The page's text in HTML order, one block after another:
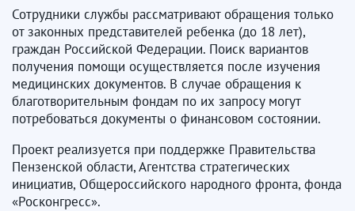
Сотрудники службы рассматривают обращения только
от законных представителей ребенка (до 18 лет),
граждан Российской Федерации. Поиск вариантов
получения помощи осуществляется после изучения
медицинских документов. В случае обращения к
благотворительным фондам по их запросу могут
потребоваться документы о финансовом состоянии.
Проект реализуется при поддержке Правительства
Пензенской области, Агентства стратегических
инициатив, Общероссийского народного фронта, фонда
«Росконгресс».